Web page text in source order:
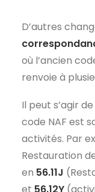
D’autres
où l’ancien
renvoie à
Il peut s’agir de
code NAF est
activités. Par
Restauration
en 56.11J